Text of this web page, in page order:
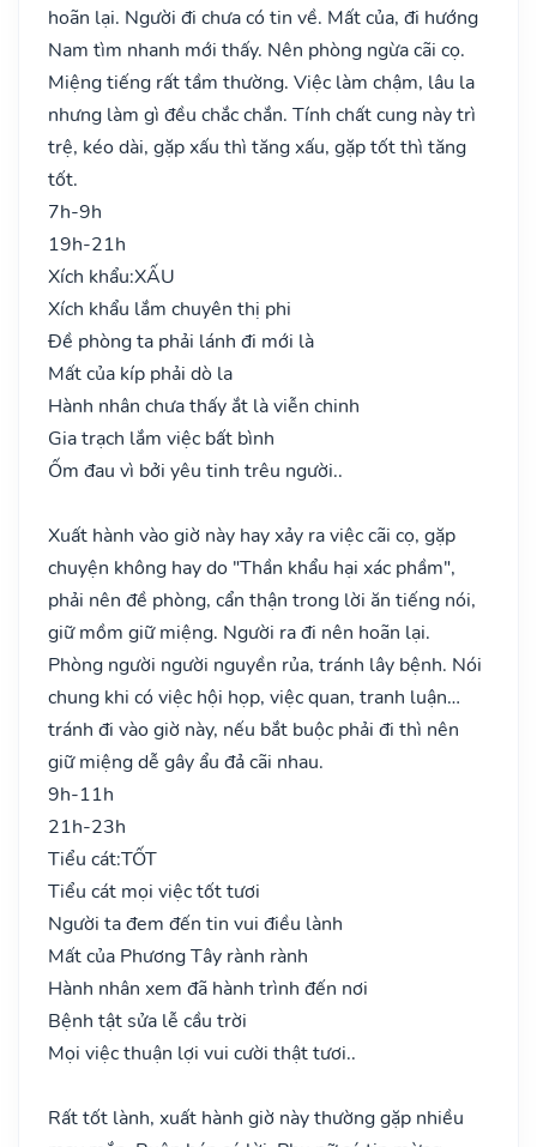
hoãn lại. Người đi chưa có tin về. Mất của, đi hướng
Nam tìm nhanh mới thấy. Nên phòng ngừa cãi cọ.
Miệng tiếng rất tầm thường. Việc làm chậm, lâu la
nhưng làm gì đều chắc chắn. Tính chất cung này trì
trệ, kéo dài, gặp xấu thì tăng xấu, gặp tốt thì tăng
tốt.
7h-9h
19h-21h
Xích khẩu:XẤU
Xích khẩu lắm chuyên thị phi
Đề phòng ta phải lánh đi mới là
Mất của kíp phải dò la
Hành nhân chưa thấy ắt là viễn chinh
Gia trạch lắm việc bất bình
Ốm đau vì bởi yêu tinh trêu người..
Xuất hành vào giờ này hay xảy ra việc cãi cọ, gặp
chuyện không hay do "Thần khẩu hại xác phầm",
phải nên đề phòng, cẩn thận trong lời ăn tiếng nói,
giữ mồm giữ miệng. Người ra đi nên hoãn lại.
Phòng người người nguyền rủa, tránh lây bệnh. Nói
chung khi có việc hội họp, việc quan, tranh luận…
tránh đi vào giờ này, nếu bắt buộc phải đi thì nên
giữ miệng dễ gây ẩu đả cãi nhau.
9h-11h
21h-23h
Tiểu cát:TỐT
Tiểu cát mọi việc tốt tươi
Người ta đem đến tin vui điều lành
Mất của Phương Tây rành rành
Hành nhân xem đã hành trình đến nơi
Bệnh tật sửa lễ cầu trời
Mọi việc thuận lợi vui cười thật tươi..
Rất tốt lành, xuất hành giờ này thường gặp nhiều